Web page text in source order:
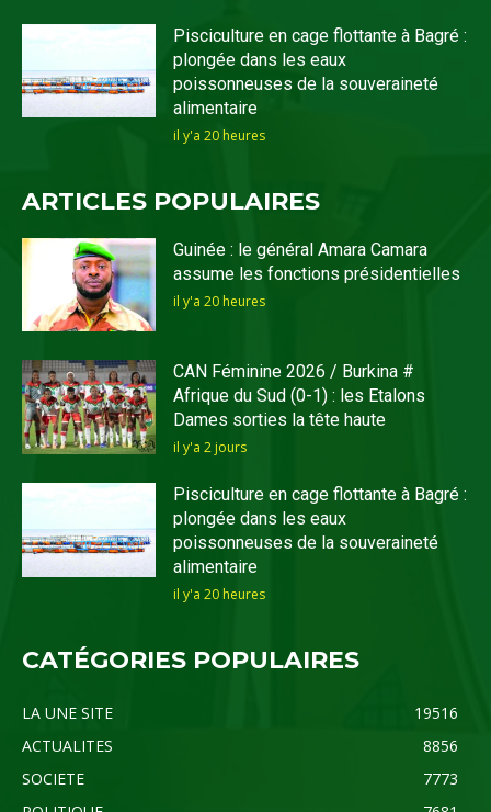
Pisciculture en cage flottante à Bagré :
plongée dans les eaux
poissonneuses de la souveraineté
alimentaire
il y'a 20 heures
ARTICLES POPULAIRES
Guinée : le général Amara Camara
assume les fonctions présidentielles
il y'a 20 heures
CAN Féminine 2026 / Burkina #
Afrique du Sud (0-1) : les Etalons
Dames sorties la tête haute
il y'a 2 jours
Pisciculture en cage flottante à Bagré :
plongée dans les eaux
poissonneuses de la souveraineté
alimentaire
il y'a 20 heures
CATÉGORIES POPULAIRES
LA UNE SITE
19516
ACTUALITES
8856
SOCIETE
7773